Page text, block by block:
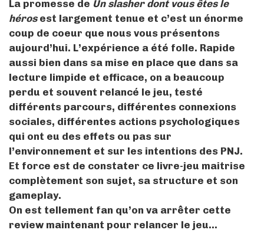
La promesse de Un slasher dont vous êtes le
hérosest largement tenue et c’est un énorme
coup de coeur que nous vous présentons
aujourd’hui. L’expérience a été folle. Rapide
aussi bien dans sa mise en place que dans sa
lecture limpide et efficace, on a beaucoup
perdu et souvent relancé le jeu, testé
différents parcours, différentes connexions
sociales, différentes actions psychologiques
qui ont eu des effets ou pas sur
l’environnement et sur les intentions des PNJ.
Et force est de constater ce livre-jeu maitrise
complètement son sujet, sa structure et son
gameplay.
On est tellement fan qu’on va arrêter cette
review maintenant pour relancer le jeu…